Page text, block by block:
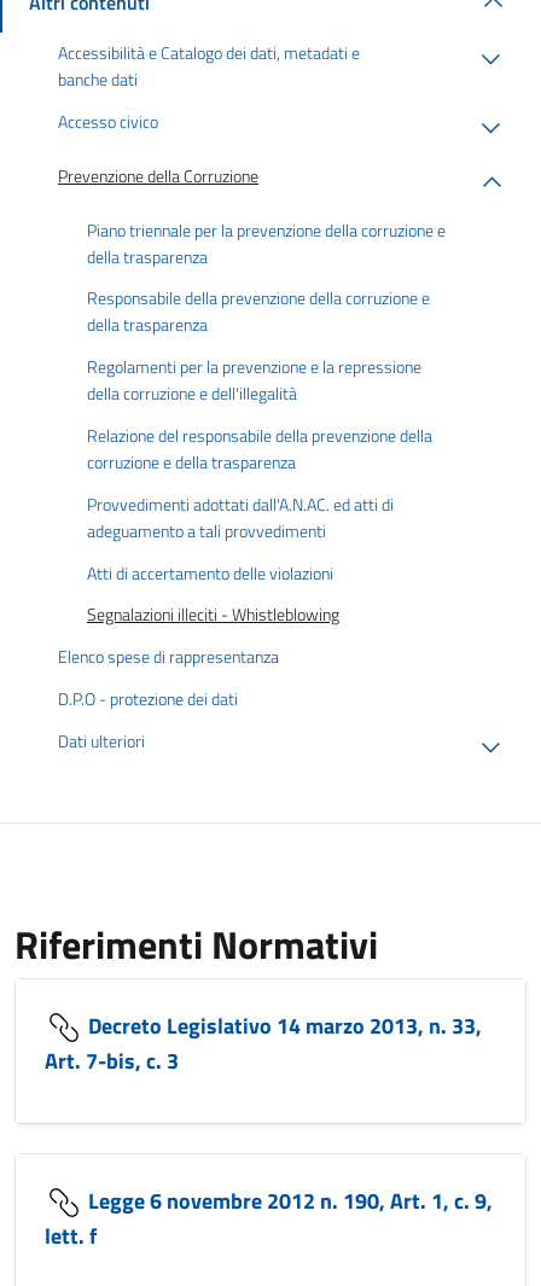
Accessibilità e Catalogo dei dati, metadati e
banche dati
Accesso civico
Prevenzione della Corruzione
Piano triennale per la prevenzione della corruzione e
della trasparenza
Responsabile della prevenzione della corruzione e
della trasparenza
Regolamenti per la prevenzione e la repressione
della corruzione e dell'illegalità
Relazione del responsabile della prevenzione della
corruzione e della trasparenza
Provvedimenti adottati dall'A.N.AC. ed atti di
adeguamento a tali provvedimenti
Atti di accertamento delle violazioni
Segnalazioni illeciti - Whistleblowing
Elenco spese di rappresentanza
D.P.O - protezione dei dati
Dati ulteriori
Riferimenti Normativi
Decreto Legislativo 14 marzo 2013, n. 33,
Art. 7-bis, c. 3
Legge 6 novembre 2012 n. 190, Art. 1, c. 9,
lett. f